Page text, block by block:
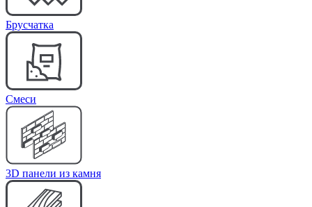
Брусчатка
Cмеси
3D панели из камня